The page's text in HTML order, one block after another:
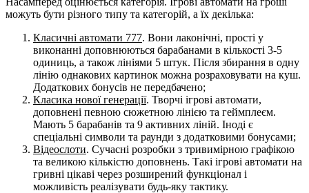
можуть бути різного типу та категорій, а їх декілька:
Класичні автомати 777. Вони лаконічні, прості у
виконанні доповнюються барабанами в кількості 3-5
одиниць, а також лініями 5 штук. Після збирання в одну
лінію однакових картинок можна розраховувати на куш.
Додаткових бонусів не передбачено;
Класика нової генерації. Творчі ігрові автомати,
доповнені певною сюжетною лінією та геймплеєм.
Мають 5 барабанів та 9 активних ліній. Іноді є
спеціальні символи та раунди з додатковими бонусами;
Відеослоти. Сучасні розробки з тривимірною графікою
та великою кількістю доповнень. Такі ігрові автомати на
гривні цікаві через розширений функціонал і
можливість реалізувати будь-яку тактику.